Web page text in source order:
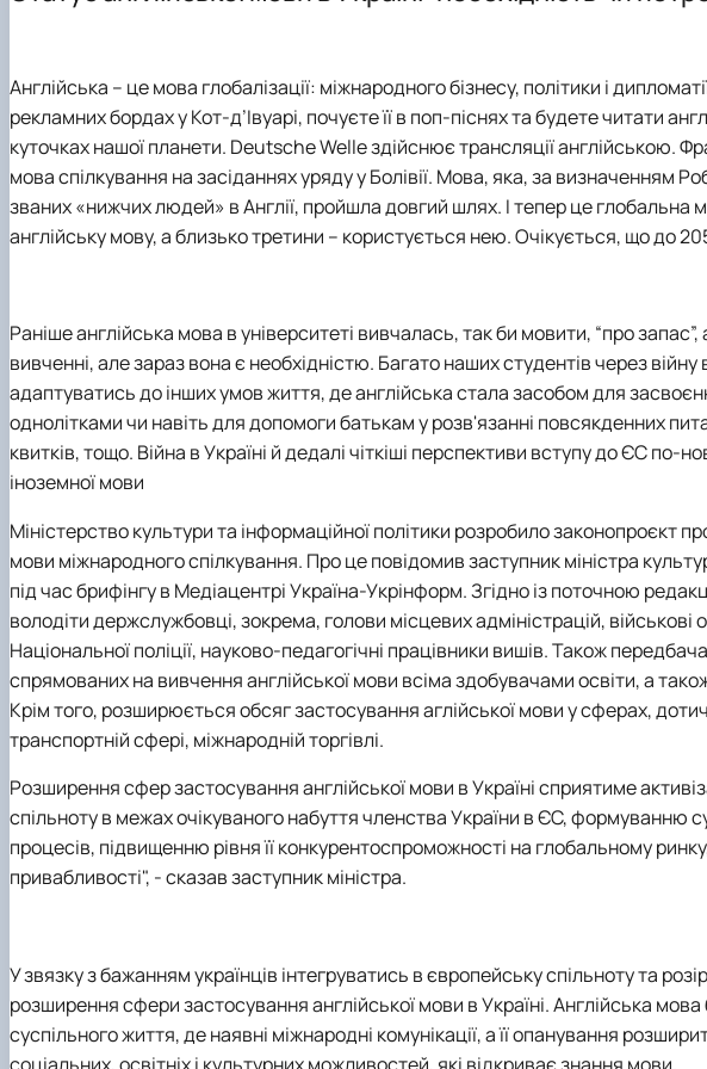
Міжнародна діяльність
Англійська – це мова глобалізації: міжнародного бізнесу, політики і
рекламних бордах у Кот-д’Івуарі, почуєте її в поп-піснях та будете читати
куточках нашої планети. Deutsche Welle здійснює трансляції англійською.
мова спілкування на засіданнях уряду у Болівії. Мова, яка, за визначенням
званих «нижчих людей» в Англії, пройшла довгий шлях. І тепер це глобальна
англійську мову, а близько третини – користується нею. Очікується, що до
Раніше англійська мова в університеті вивчалась, так би мовити, “про
вивченні, але зараз вона є необхідністю. Багато наших студентів через війну
адаптуватись до інших умов життя, де англійська стала засобом для
однолітками чи навіть для допомоги батькам у розв'язанні повсякденних
квитків, тощо. Війна в Україні й дедалі чіткіші перспективи вступу до ЄС по-
іноземної мови
Міністерство культури та інформаційної політики розробило законопроєкт
мови міжнародного спілкування. Про це повідомив заступник міністра
під час брифінгу в Медіацентрі Україна-Укрінформ. Згідно із поточною
володіти держслужбовці, зокрема, голови місцевих адміністрацій,
Національної поліції, науково-педагогічні працівники вишів. Також
спрямованих на вивчення англійської мови всіма здобувачами освіти, а
Крім того, розширюється обсяг застосування аглійської мови у сферах,
транспортній сфері, міжнародній торгівлі.
Розширення сфер застосування англійської мови в Україні сприятиме
спільноту в межах очікуваного набуття членства України в ЄС, формуванню
процесів, підвищенню рівня її конкурентоспроможності на глобальному
привабливості", - сказав заступник міністра.
У звязку з бажанням українців інтегруватись в європейську спільноту та
розширення сфери застосування англійської мови в Україні. Англійська
суспільного життя, де наявні міжнародні комунікації, а її опанування